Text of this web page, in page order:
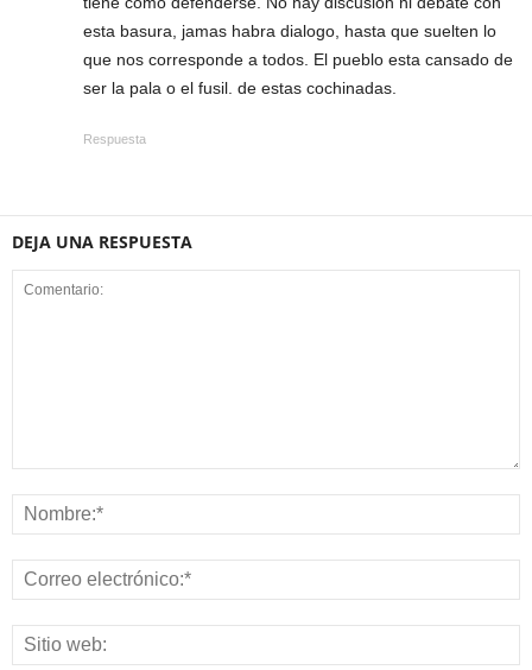
esta basura, jamas habra dialogo, hasta que suelten lo
que nos corresponde a todos. El pueblo esta cansado de
ser la pala o el fusil. de estas cochinadas.
Respuesta
DEJA UNA RESPUESTA